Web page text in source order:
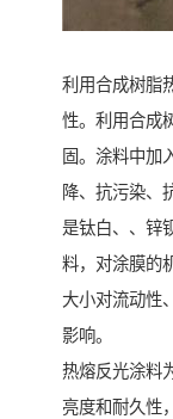
利用合成树脂
性。利用合成
固。涂料中加
降、抗污染、
是钛白、、锌
料，对涂膜的
大小对流动性
影响。
热熔反光涂料
亮度和耐久性